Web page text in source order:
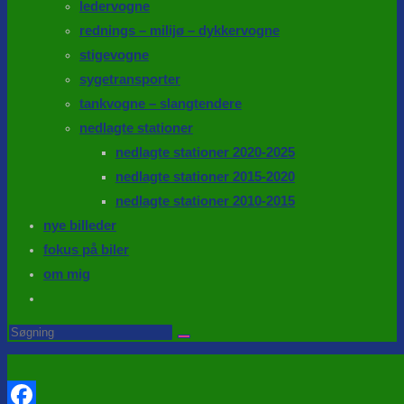
ledervogne
rednings – milijø – dykkervogne
stigevogne
sygetransporter
tankvogne – slangtendere
nedlagte stationer
nedlagte stationer 2020-2025
nedlagte stationer 2015-2020
nedlagte stationer 2010-2015
nye billeder
fokus på biler
om mig
website
search
Search
this
website